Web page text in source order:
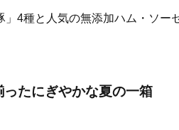
」4種と人気の無添加ハム・ソ
たにぎやかな夏の一箱